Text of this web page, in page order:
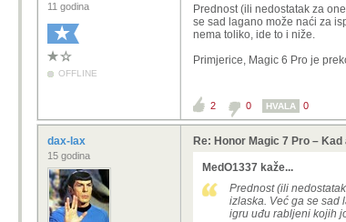
11 godina
OFFLINE
Prednost (ili nedostatak za
se sad lagano može naći za
nema toliko, ide to i niže.
Primjerice, Magic 6 Pro je
2 0 HVALA 0
dax-lax
15 godina
Re: Honor Magic 7 Pro –
MedO1337 kaže...
Prednost (ili
izlaska. Već ga se sad
igru uđu rabljeni kojih